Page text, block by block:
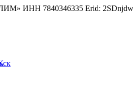
ИНН 7840346335 Erid: